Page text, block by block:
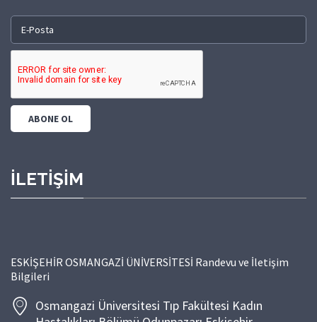
İLETİŞİM
ESKİŞEHİR OSMANGAZİ ÜNİVERSİTESİ Randevu ve İletişim
Bilgileri
Osmangazi Üniversitesi Tıp Fakültesi Kadın